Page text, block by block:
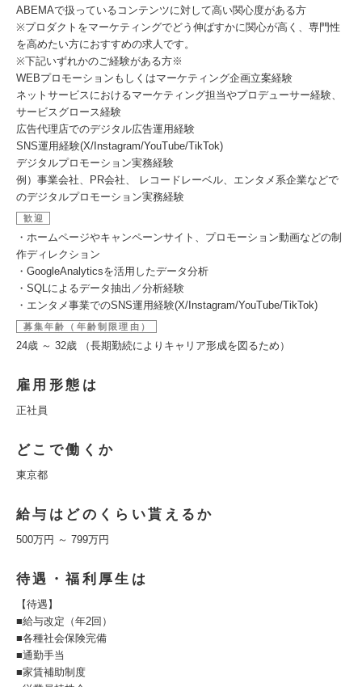
ABEMAで扱っているコンテンツに対して高い関心度がある方
※プロダクトをマーケティングでどう伸ばすかに関心が高く、専門性
を高めたい方におすすめの求人です。
※下記いずれかのご経験がある方※
WEBプロモーションもしくはマーケティング企画立案経験
ネットサービスにおけるマーケティング担当やプロデューサー経験、
サービスグロース経験
広告代理店でのデジタル広告運用経験
SNS運用経験(X/Instagram/YouTube/TikTok)
デジタルプロモーション実務経験
例）事業会社、PR会社、 レコードレーベル、エンタメ系企業などで
のデジタルプロモーション実務経験
歓迎
・ホームページやキャンペーンサイト、プロモーション動画などの制
作ディレクション
・GoogleAnalyticsを活用したデータ分析
・SQLによるデータ抽出／分析経験
・エンタメ事業でのSNS運用経験(X/Instagram/YouTube/TikTok)
募集年齢（年齢制限理由）
24歳 ～ 32歳 （長期勤続によりキャリア形成を図るため）
雇用形態は
正社員
どこで働くか
東京都
給与はどのくらい貰えるか
500万円 ～ 799万円
待遇・福利厚生は
【待遇】
■給与改定（年2回）
■各種社会保険完備
■通勤手当
■家賃補助制度